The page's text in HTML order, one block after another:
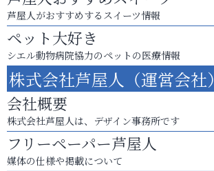
芦屋人がおすすめするスイーツ情報
ペット大好き
シエル動物病院協力のペットの医療情報
株式会社芦屋人（運営会社）
会社概要
株式会社芦屋人は、デザイン事務所です
フリーペーパー芦屋人
媒体の仕様や掲載について